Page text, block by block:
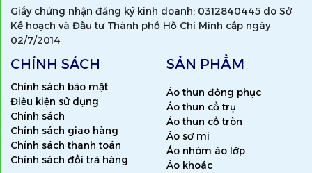
Giấy chứng nhận đăng ký kinh doanh: 0312840445 do Sở
Kế hoạch và Đầu tư Thành phố Hồ Chí Minh cấp ngày
02/7/2014
CHÍNH SÁCH
Chính sách bảo mật
Điều kiện sử dụng
Chính sách
Chính sách giao hàng
Chính sách thanh toán
Chính sách đổi trả hàng
SẢN PHẨM
Áo thun đồng phục
Áo thun cổ trụ
Áo thun cổ tròn
Áo sơ mi
Áo nhóm áo lớp
Áo khoác